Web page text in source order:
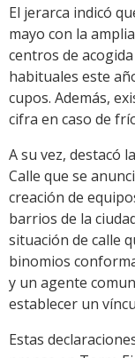
El jerarca indicó
mayo con la
centros de
habituales este
cupos. Además,
cifra en caso de
A su vez, destacó
Calle que se
creación de
barrios de la
situación de calle
binomios
y un agente
establecer un
Estas